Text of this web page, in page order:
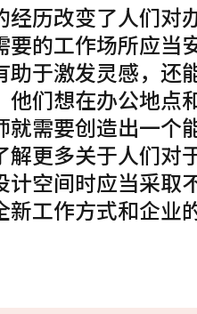
经历改变了人们对
要的工作场所应当
助于激发灵感，还
他们想在办公地点
就需要创造出一个
解更多关于人们对
计空间时应当采取
工作方式和企业